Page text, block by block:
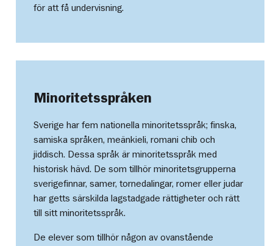
för att få undervisning.
Minoritetsspråken
Sverige har fem nationella minoritetsspråk; finska,
samiska språken, meänkieli, romani chib och
jiddisch. Dessa språk är minoritetsspråk med
historisk hävd. De som tillhör minoritetsgrupperna
sverigefinnar, samer, tornedalingar, romer eller judar
har getts särskilda lagstadgade rättigheter och rätt
till sitt minoritetsspråk.
De elever som tillhör någon av ovanstående